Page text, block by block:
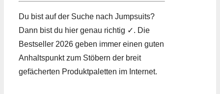
Du bist auf der Suche nach Jumpsuits?
Dann bist du hier genau richtig ✓. Die
Bestseller 2026 geben immer einen guten
Anhaltspunkt zum Stöbern der breit
gefächerten Produktpaletten im Internet.